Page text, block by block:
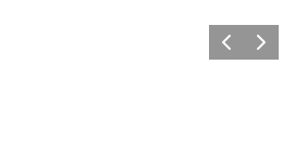
ForrigeNæste